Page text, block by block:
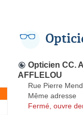
Opticien CC.
AFFLELOU
Rue Pierre
Même adresse
Fermé, ouvre